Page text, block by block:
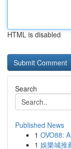
HTML is disabled
Search
Published News
1 OVO88:
1 娛樂城推